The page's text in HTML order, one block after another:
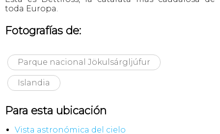
toda Europa.
Fotografías de:
Parque nacional Jökulsárgljúfur
Islandia
Para esta ubicación
Vista astronómica del cielo